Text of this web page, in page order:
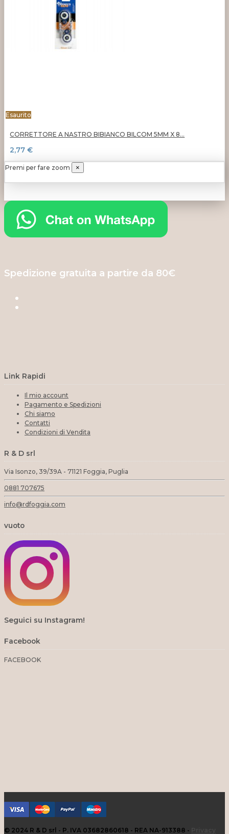
Esaurito
CORRETTORE A NASTRO BIBIANCO BILCOM 5MM X 8...
2,77 €
Premi per fare zoom ×
Spedizione gratuita a partire da 80€
Link Rapidi
Il mio account
Pagamento e Spedizioni
Chi siamo
Contatti
Condizioni di Vendita
R & D srl
Via Isonzo, 39/39A - 71121 Foggia, Puglia
0881 707675
info@rdfoggia.com
vuoto
Seguici su Instagram!
Facebook
FACEBOOK
© 2024 R & D srl - P. IVA 03682860618 - REA NA-913388 -